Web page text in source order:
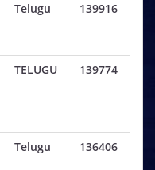
Telugu 139916
TELUGU 139774
Telugu 136406